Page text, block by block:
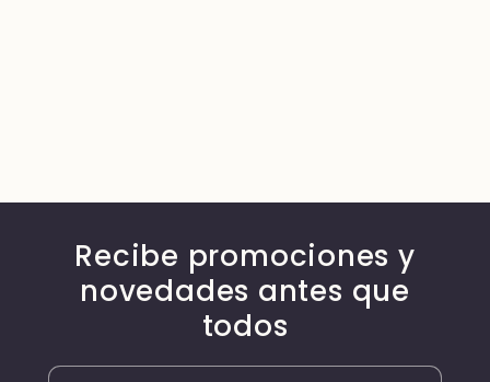
Recibe promociones y
novedades antes que
todos